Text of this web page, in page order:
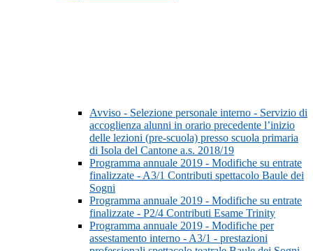
Avviso - Selezione personale interno - Servizio di
accoglienza alunni in orario precedente l’inizio
delle lezioni (pre-scuola) presso scuola primaria
di Isola del Cantone a.s. 2018/19
Programma annuale 2019 - Modifiche su entrate
finalizzate - A3/1 Contributi spettacolo Baule dei
Sogni
Programma annuale 2019 - Modifiche su entrate
finalizzate - P2/4 Contributi Esame Trinity
Programma annuale 2019 - Modifiche per
assestamento interno - A3/1 - prestazioni